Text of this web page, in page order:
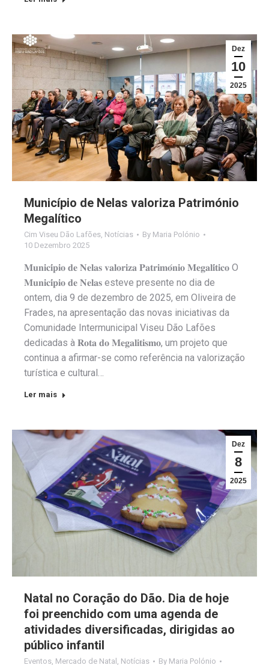
Dez
10
2025
Município de Nelas valoriza Património
Megalítico
Cim Viseu Dão Lafões Notícias By Maria Polónio
10 Dezembro 2025
𝐌𝐮𝐧𝐢𝐜𝐢́𝐩𝐢𝐨 𝐝𝐞 𝐍𝐞𝐥𝐚𝐬 𝐯𝐚𝐥𝐨𝐫𝐢𝐳𝐚 𝐏𝐚𝐭𝐫𝐢𝐦𝐨́𝐧𝐢𝐨 𝐌𝐞𝐠𝐚𝐥𝐢́𝐭𝐢𝐜𝐨 O
𝐌𝐮𝐧𝐢𝐜𝐢́𝐩𝐢𝐨 𝐝𝐞 𝐍𝐞𝐥𝐚𝐬 esteve presente no dia de
ontem, dia 9 de dezembro de 2025, em Oliveira de
Frades, na apresentação das novas iniciativas da
Comunidade Intermunicipal Viseu Dão Lafões
dedicadas à 𝐑𝐨𝐭𝐚 𝐝𝐨 𝐌𝐞𝐠𝐚𝐥𝐢𝐭𝐢𝐬𝐦𝐨, um projeto que
continua a afirmar-se como referência na valorização
turística e cultural…
Ler mais
Dez
8
2025
Natal no Coração do Dão. Dia de hoje
foi preenchido com uma agenda de
atividades diversificadas, dirigidas ao
público infantil
Eventos, Mercado de Natal , Notícias By Maria Polónio